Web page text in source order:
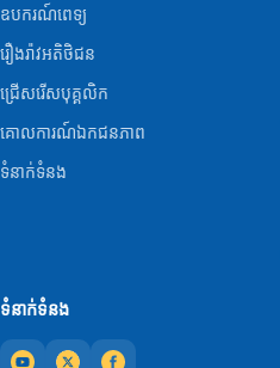
ទំនាក់ទំនង
ឧបករណ៍ពេទ្យ
រឿងរ៉ាវអតិថិជន
ជ្រើសរើសបុគ្គលិក
គោលការណ៍ឯកជនភាព
ទំនាក់ទំនង